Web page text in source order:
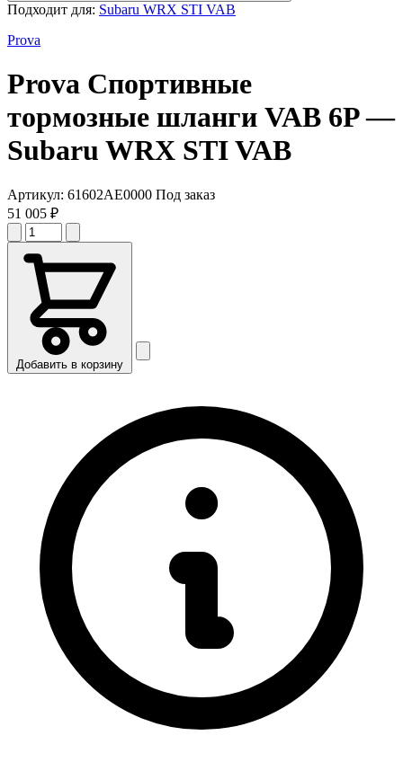
Подходит для: Subaru WRX STI VAB
Prova
Prova Спортивные
тормозные шланги VAB 6P—
Subaru WRX STI VAB
Артикул: 61602AE0000 Под заказ
51 005 ₽
Добавить в корзину